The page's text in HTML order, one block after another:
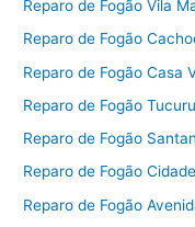
Reparo de Fogão Vila
Reparo de Fogão
Reparo de Fogão Casa
Reparo de Fogão
Reparo de Fogão
Reparo de Fogão
Reparo de Fogão